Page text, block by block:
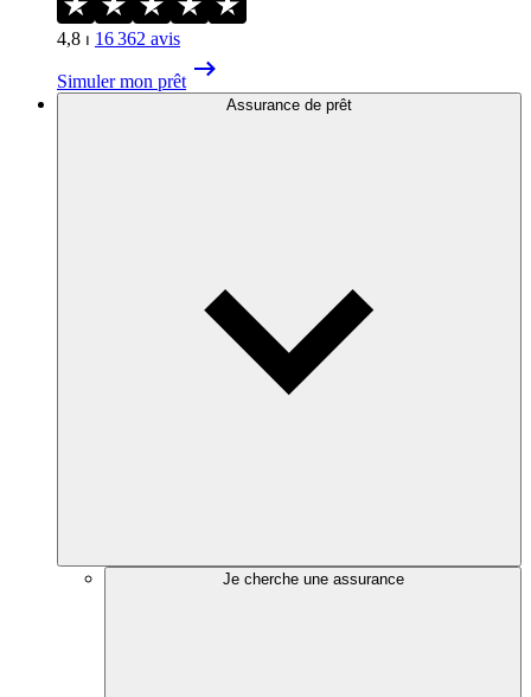
4,8 ⏐ 16 362 avis
Simuler mon prêt
Assurance de prêt
Je cherche une assurance